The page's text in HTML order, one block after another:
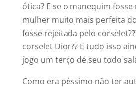
ótica? E se o manequim
mulher muito mais perfeita do
fosse rejeitada pelo
corselet Dior?? E tudo isso
jogo um terço de seu todo
Como era péssimo não ter